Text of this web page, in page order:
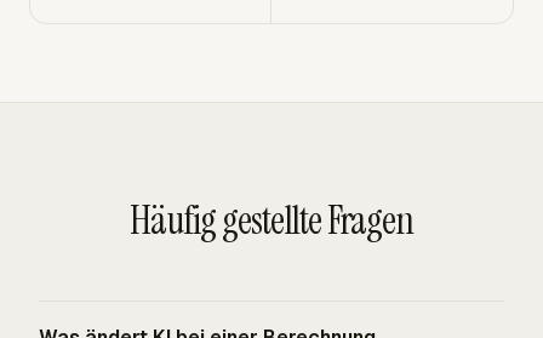
Häufig gestellte Fragen